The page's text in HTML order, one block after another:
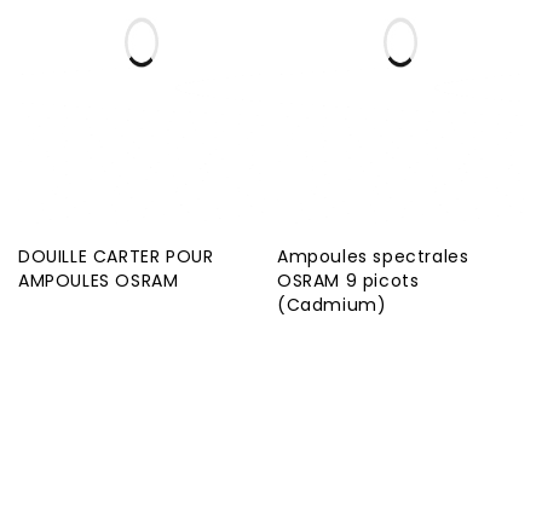
DOUILLE CARTER POUR
AMPOULES OSRAM
Ampoules spectrales
OSRAM 9 picots
(Cadmium)